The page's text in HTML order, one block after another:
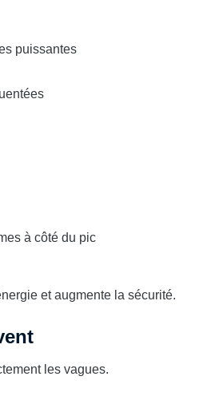
puissantes
à côté du pic
et augmente la sécurité.
les vagues.